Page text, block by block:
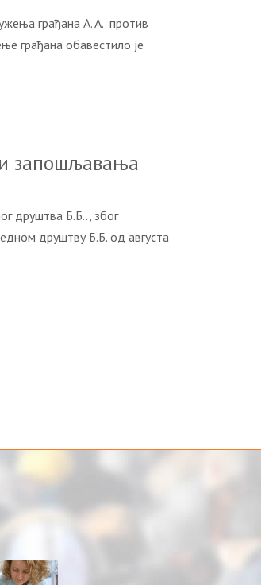
грађана A. A. против
грађана обавестило је
и запошљавања
друштва Б.Б.., због
друштву Б.Б. од августа